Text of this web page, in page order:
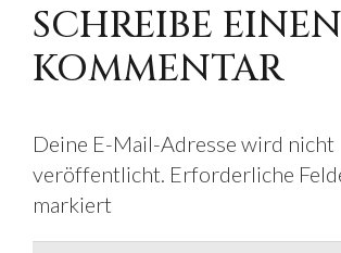
SCHREIBE EINEN
KOMMENTAR
Deine E-Mail-Adresse wird nicht
veröffentlicht. Erforderliche
markiert